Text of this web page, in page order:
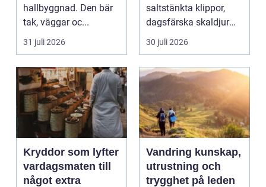
hallbyggnad. Den bär
tak, väggar oc...
31 juli 2026
saltstänkta klippor,
dagsfärska skaldjur
och genuina smak...
30 juli 2026
Kryddor som lyfter
vardagsmaten till
något extra
Vandring kunskap,
utrustning och
trygghet på leden